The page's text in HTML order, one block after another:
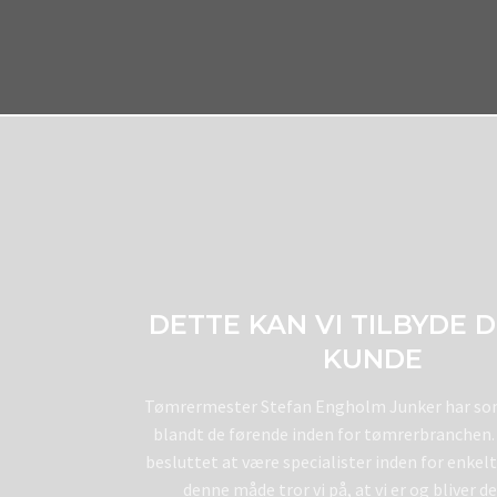
DETTE KAN VI TILBYDE
KUNDE
​​Tømrermester Stefan Engholm Junker har
blandt de førende inden for
besluttet at være specialister inden for
denne måde tror vi på, at vi er og bliver